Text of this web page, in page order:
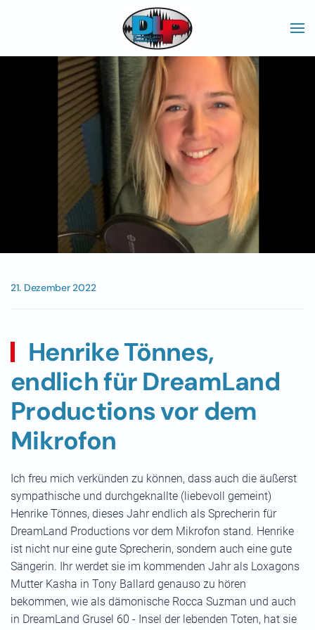
Skip to main content
21. Dezember 2022
Henrike Tönnes,
endlich für DreamLand
Productions vor dem
Mikrofon
Ich freu mich verkünden zu können, dass auch die äußerst
sympathische und durchgeknallte (liebevoll gemeint)
Henrike Tönnes, dieses Jahr endlich als Sprecherin für
DreamLand Productions vor dem Mikrofon stand. Henrike
ist nicht nur eine gute Sprecherin, sondern auch eine gute
Sängerin. Ihr werdet sie im kommenden Jahr als Loxagons
Mutter Kasha in Tony Ballard genauso zu hören
bekommen, wie als dämonische Rocca Suzman und auch
in DreamLand Grusel 60 - Insel der lebenden Toten, hat sie